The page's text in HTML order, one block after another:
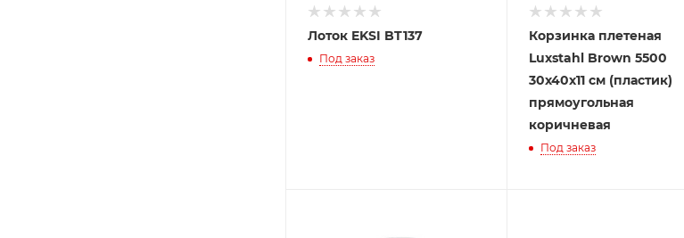
Лоток EKSI BT137
Под заказ
Корзинка плетеная
Luxstahl Brown 5500
30х40х11 см (пластик)
прямоугольная
коричневая
Под заказ